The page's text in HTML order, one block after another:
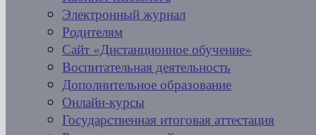
Электронный журнал
Родителям
Сайт «Дистанционное обучение»
Воспитательная деятельность
Дополнительное образование
Онлайн-курсы
Государственная итоговая аттестация